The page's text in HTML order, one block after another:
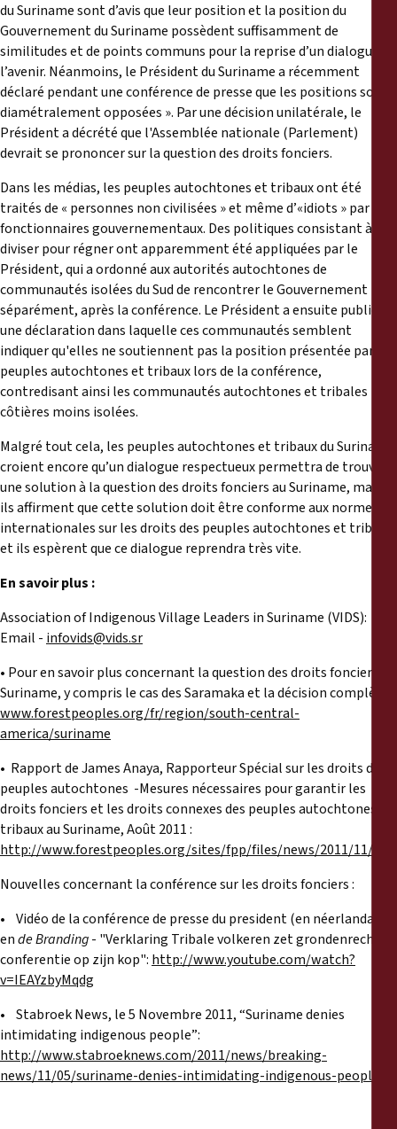
du Suriname sont d’avis que leur position et la position du
Gouvernement du Suriname possèdent suffisamment de
similitudes et de points communs pour la reprise d’un dialogue à
l’avenir. Néanmoins, le Président du Suriname a récemment
déclaré pendant une conférence de presse que les positions sont «
diamétralement opposées ». Par une décision unilatérale, le
Président a décrété que l'Assemblée nationale (Parlement)
devrait se prononcer sur la question des droits fonciers.
Dans les médias, les peuples autochtones et tribaux ont été
traités de « personnes non civilisées » et même d’«idiots » par des
fonctionnaires gouvernementaux. Des politiques consistant à
diviser pour régner ont apparemment été appliquées par le
Président, qui a ordonné aux autorités autochtones de
communautés isolées du Sud de rencontrer le Gouvernement
séparément, après la conférence. Le Président a ensuite publié
une déclaration dans laquelle ces communautés semblent
indiquer qu'elles ne soutiennent pas la position présentée par les
peuples autochtones et tribaux lors de la conférence,
contredisant ainsi les communautés autochtones et tribales
côtières moins isolées.
Malgré tout cela, les peuples autochtones et tribaux du Suriname
croient encore qu’un dialogue respectueux permettra de trouver
une solution à la question des droits fonciers au Suriname, mais
ils affirment que cette solution doit être conforme aux normes
internationales sur les droits des peuples autochtones et tribaux,
et ils espèrent que ce dialogue reprendra très vite.
En savoir plus :
Association of Indigenous Village Leaders in Suriname (VIDS):
Email - infovids@vids.sr
• Pour en savoir plus concernant la question des droits fonciers au
Suriname, y compris le cas des Saramaka et la décision complète :
www.forestpeoples.org/fr/region/south-central-
america/suriname
• Rapport de James Anaya, Rapporteur Spécial sur les droits des
peuples autochtones -Mesures nécessaires pour garantir les
droits fonciers et les droits connexes des peuples autochtones et
tribaux au Suriname, Août 2011 :
http://www.forestpeoples.org/sites/fpp/files/news/2011/11/
Nouvelles concernant la conférence sur les droits fonciers :
• Vidéo de la conférence de presse du president (en néerlandais)
ende Branding- "Verklaring Tribale volkeren zet grondenrechten
conferentie op zijn kop": http://www.youtube.com/watch?
v=IEAYzbyMqdg
• Stabroek News, le 5 Novembre 2011, “Suriname denies
intimidating indigenous people”:
http://www.stabroeknews.com/2011/news/breaking-
news/11/05/suriname-denies-intimidating-indigenous-people/